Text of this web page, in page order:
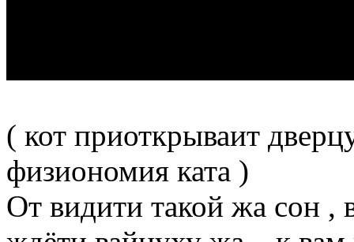
( кот приоткрываит
физиономия ката )
От видити такой жа сон ,